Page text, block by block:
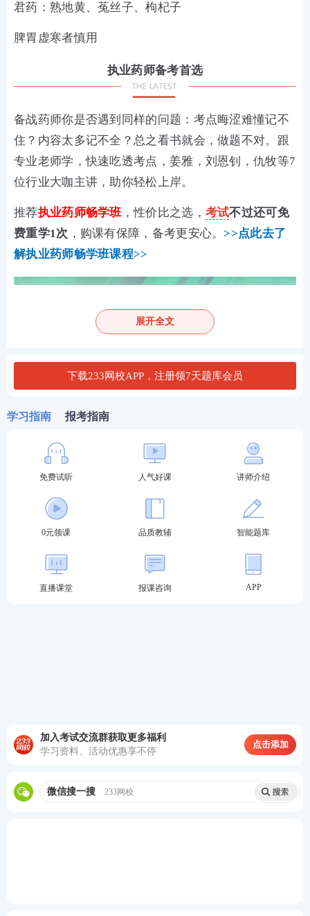
君药：熟地黄、菟丝子、枸杞子
脾胃虚寒者慎用
执业药师备考首选
备战药师你是否遇到同样的问题：考点晦涩难懂记不
住？内容太多记不全？总之看书就会，做题不对。跟
专业老师学，快速吃透考点，姜雅，刘恩钊，仇牧等7
位行业大咖主讲，助你轻松上岸。
推荐执业药师畅学班，性价比之选， 考试不过还可免
费重学1次 ，购课有保障，备考更安心。>>点此去了
解执业药师畅学班课程>>
热门推荐：
参与执业药师答题闯关，赢取备考好礼>>
考点集训打卡，每天攻克一个高频考点>>
60s速记必背考点，稳拿重难点关键分>>
展开全文
下载233网校APP，注册领7天题库会员
学习指南 报考指南
免费试听 人气好课 讲师介绍
0元领课 品质教辅 智能题库
直播课堂 报课咨询 APP
加入考试交流群获取更多福利
学习资料、活动优惠享不停
点击添加
微信搜一搜 233网校